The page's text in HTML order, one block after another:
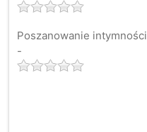
Poszanowanie
-